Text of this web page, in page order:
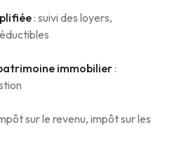
: suivi des loyers,
immobilier:
sur le revenu, impôt sur les